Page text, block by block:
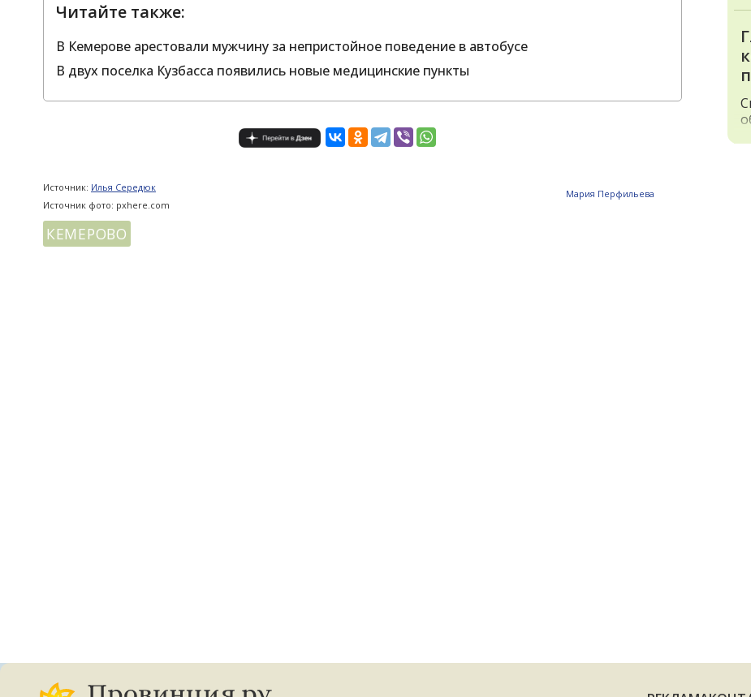
Читайте также:
В Кемерове арестовали мужчину за непристойное поведение в автобусе
В двух поселка Кузбасса появились новые медицинские пункты
Источник: Илья Середюк
Источник фото: pxhere.com
Мария Перфильева
КЕМЕРОВО